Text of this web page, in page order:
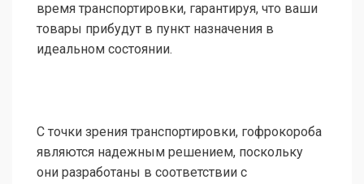
время транспортировки, гарантируя, что ваши
товары прибудут в пункт назначения в
идеальном состоянии.
С точки зрения транспортировки, гофрокороба
являются надежным решением, поскольку
они разработаны в соответствии с